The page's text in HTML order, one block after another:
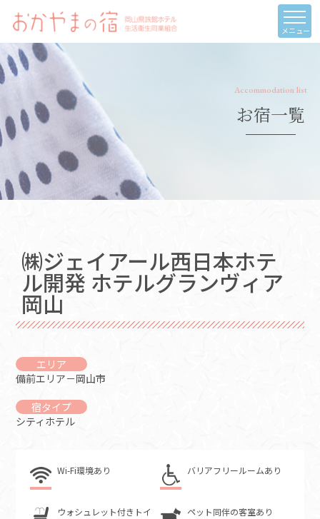
メニュー
Accommodation list
お宿一覧
㈱ジェイアール西日本ホテ
ル開発 ホテルグランヴィア
岡山
エリア
備前エリア－岡山市
宿タイプ
シティホテル
Wi-Fi環境あり バリアフリールームあり
ウォシュレット付きトイ
ペット同伴の客室あり